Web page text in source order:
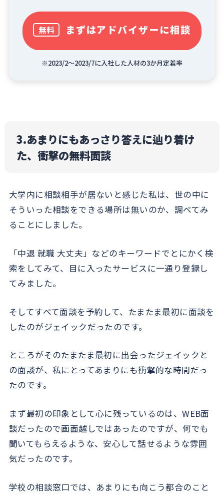
※2023/2～2023/7に入社した人材の3か月定着率
無料 まずはアドバイザーに相談
3.あまりにもあっさり答えに辿り着け
た、衝撃の無料面談
大学内に相談相手が居ないと感じた私は、世の中に
そういった相談をできる場所は無いのか、調べてみ
ることにしました。
「中退 就職 大丈夫」などのキーワードでとにかく検
索をしてみて、目に入ったサービスに一通り登録し
てみました。
そしてすべて面談を予約して、たまたま最初に面談を
したのがジェイックだったのです。
ところがそのたまたま最初に出会ったジェイックと
の面談が、私にとってあまりにも衝撃的な時間だっ
たのです。
まず最初の印象として心に残っているのは、WEB面
談だったので画面越しではあったのですが、何でも
聞いてもらえるような、安心して話せるような雰囲
気だったのです。
学校の相談窓口では、あまりにも向こう都合のこと